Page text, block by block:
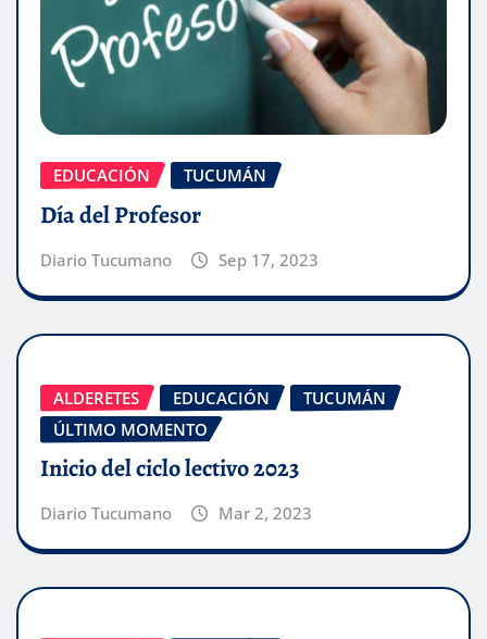
EDUCACIÓN TUCUMÁN
Día del Profesor
Diario Tucumano Sep 17, 2023
ALDERETES EDUCACIÓN
TUCUMÁN
ÚLTIMO MOMENTO
Inicio del ciclo lectivo 2023
Diario Tucumano Mar 2, 2023